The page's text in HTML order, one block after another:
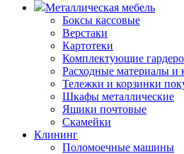
Металлическая мебель
Боксы кассовые
Верстаки
Картотеки
Комплектующие
Расходные материалы
Тележки и корзинки
Шкафы металлические
Ящики почтовые
Скамейки
Клининг
Поломоечные машины